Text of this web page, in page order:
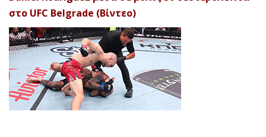
στο UFC Belgrade (Βίντεο)